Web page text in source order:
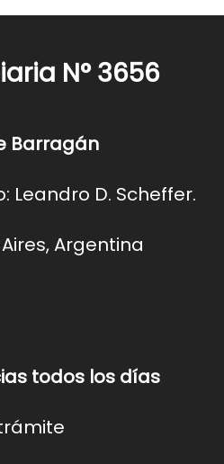
N° 3656
Barragán
Leandro D. Scheffer.
Argentina
todos los días